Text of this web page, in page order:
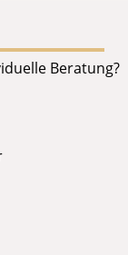
Beratung?